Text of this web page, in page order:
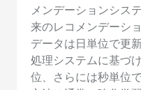
メンデーションシス
来のレコメンデーシ
データは日単位で更
処理システムに基づ
位、さらには秒単位